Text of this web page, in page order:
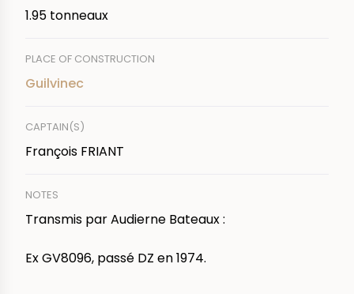
1.95 tonneaux
PLACE OF CONSTRUCTION
Guilvinec
CAPTAIN(S)
François FRIANT
NOTES
Transmis par Audierne Bateaux :
Ex GV8096, passé DZ en 1974.